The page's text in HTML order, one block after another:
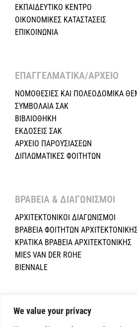
We value your privacy
ΕΚΠΑΙΔΕΥΤΙΚΟ ΚΕΝΤΡΟ
ΟΙΚΟΝΟΜΙΚΕΣ ΚΑΤΑΣΤΑΣΕΙΣ
ΕΠΙΚΟΙΝΩΝΙΑ
ΕΠΑΓΓΕΛΜΑΤΙΚΑ/ΑΡΧΕΙΟ ​
ΝΟΜΟΘΕΣΙΕΣ KAI ΠΟΛΕΟΔΟΜΙΚΑ
ΣΥΜΒΟΛΑΙΑ ΣΑΚ
ΒΙΒΛΙΟΘΗΚΗ
ΕΚΔΟΣΕΙΣ ΣΑΚ
ΑΡΧΕΙΟ ΠΑΡΟΥΣΙΑΣΕΩΝ
ΔΙΠΛΩΜΑΤΙΚΕΣ ΦΟΙΤΗΤΩΝ
ΒΡΑΒΕΙΑ & ΔΙΑΓΩΝΙΣΜΟΙ ​
ΑΡΧΙΤΕΚΤΟΝΙΚΟΙ ΔΙΑΓΩΝΙΣΜΟΙ
ΒΡΑΒΕΙΑ ΦΟΙΤΗΤΩΝ ΑΡΧΙΤΕΚΤΟΝΙΚΗΣ
ΚΡΑΤΙΚΑ ΒΡΑΒΕΙΑ ΑΡΧΙΤΕΚΤΟΝΙΚΗΣ
MIES VAN DER ROHE
BIENNALE
Reserved. Powered byNETinfo Plc